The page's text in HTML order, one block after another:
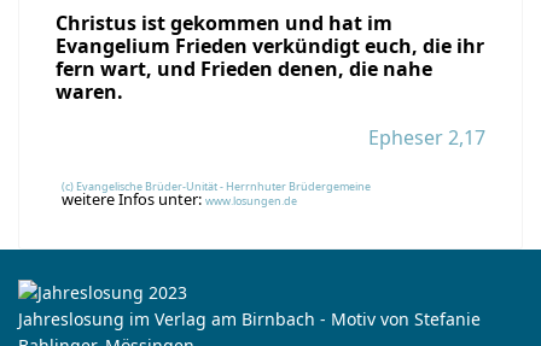
Christus ist gekommen und hat im
Evangelium Frieden verkündigt euch, die ihr
fern wart, und Frieden denen, die nahe
waren.
Epheser 2,17
(c) Evangelische Brüder-Unität - Herrnhuter Brüdergemeine
weitere Infos unter: www.losungen.de
Jahreslosung im Verlag am Birnbach - Motiv von Stefanie